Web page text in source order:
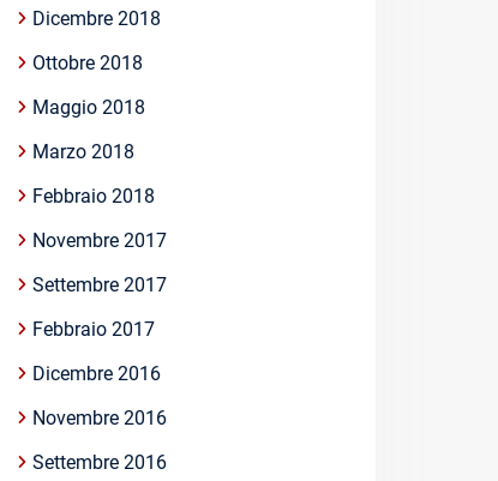
Dicembre 2018
Ottobre 2018
Maggio 2018
Marzo 2018
Febbraio 2018
Novembre 2017
Settembre 2017
Febbraio 2017
Dicembre 2016
Novembre 2016
Settembre 2016